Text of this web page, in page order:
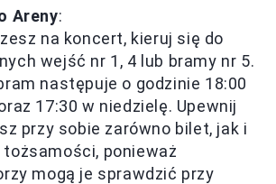
Areny:
na koncert, kieruj się do
wejść nr 1, 4 lub bramy nr 5.
następuje o godzinie 18:00
17:30 w niedzielę. Upewnij
przy sobie zarówno bilet, jak i
ponieważ
mogą je sprawdzić przy